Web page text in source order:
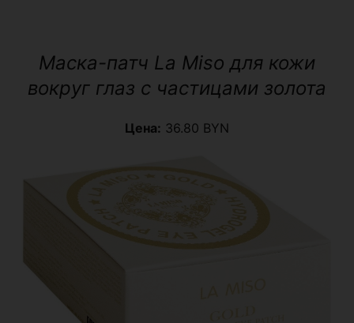
Маска-патч La Miso для кожи
вокруг глаз с частицами золота
Цена: 36.80 BYN